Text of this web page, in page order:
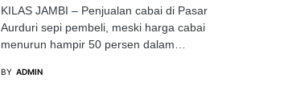
KILAS JAMBI – Penjualan cabai di Pasar
Aurduri sepi pembeli, meski harga cabai
menurun hampir 50 persen dalam…
BY ADMIN